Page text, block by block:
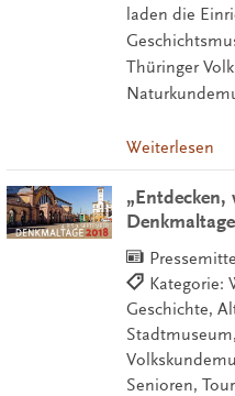
laden die
Thüringer
Weiterlesen
„Entdecken,
Kategorie:
Geschichte,
Senioren,